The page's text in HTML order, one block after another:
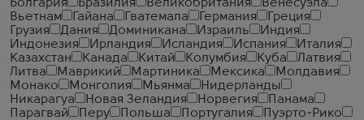
Болгария
Бразилия Великобритания
Венесуэла
Вьетнам
Гайана Гватемала Германия
Греция
Грузия
Дания Доминикана Израиль
Индия
Индонезия
Ирландия Исландия Испания
Италия
Казахстан
Канада Китай Колумбия Куба
Латвия
Литва
Маврикий Мартиника Мексика
Молдавия
Монако
Монголия Мьянма
Нидерланды
Никарагуа
Новая Зеландия Норвегия
Панама
Парагвай
Перу Польша Португалия
Пуэрто-Рико